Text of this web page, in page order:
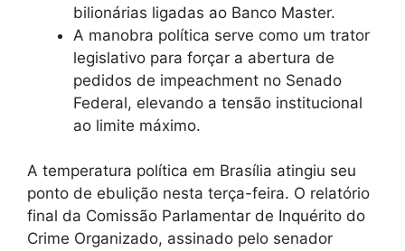
bilionárias ligadas ao Banco Master.
A manobra política serve como um trator
legislativo para forçar a abertura de
pedidos de impeachment no Senado
Federal, elevando a tensão institucional
ao limite máximo.
A temperatura política em Brasília atingiu seu
ponto de ebulição nesta terça-feira. O relatório
final da Comissão Parlamentar de Inquérito do
Crime Organizado, assinado pelo senador